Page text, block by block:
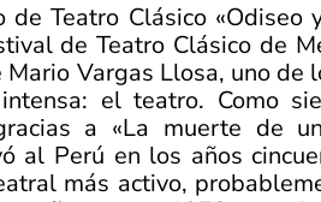
de Teatro Clásico
de Teatro Clásico de
Vargas Llosa, uno de
el teatro. Como
a «La muerte de
al Perú en los años
más activo,